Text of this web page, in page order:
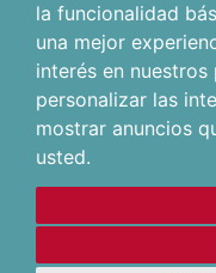
la funcionalidad
una mejor
interés en
personalizar las
mostrar anuncios
usted.